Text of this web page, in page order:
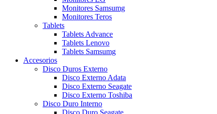
Monitores Samsumg
Monitores Teros
Tablets
Tablets Advance
Tablets Lenovo
Tablets Samsumg
Accesorios
Disco Duros Externo
Disco Externo Adata
Disco Externo Seagate
Disco Externo Toshiba
Disco Duro Interno
Disco Duro Seagate